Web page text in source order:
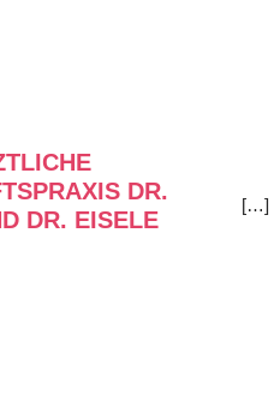
DR.
DR. EISELE
[…]